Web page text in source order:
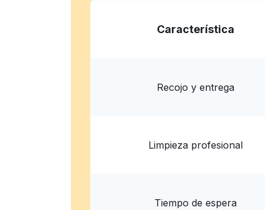
Característica
Recojo y entrega
Limpieza profesional
Tiempo de espera